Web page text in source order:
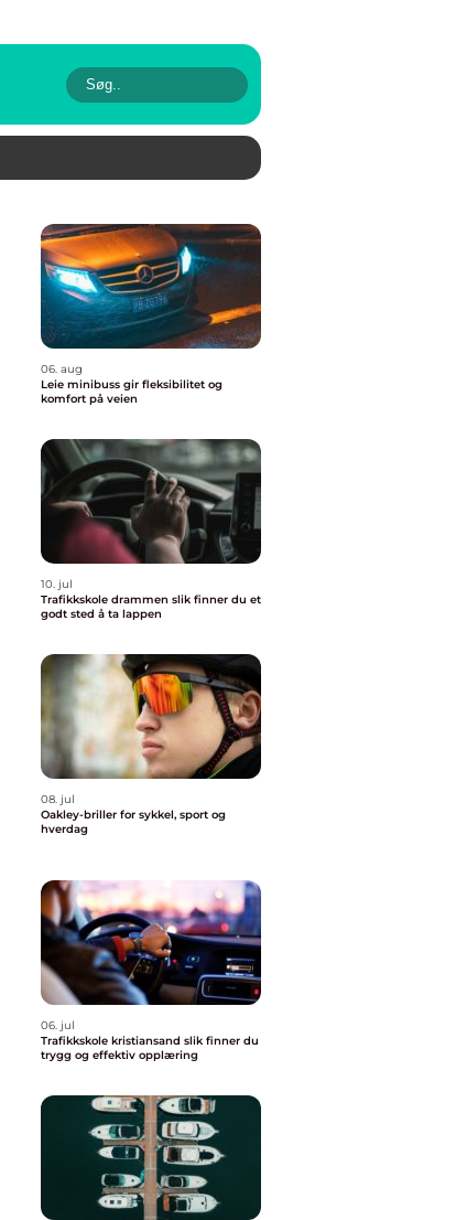
06. aug
Leie minibuss gir fleksibilitet og
komfort på veien
10. jul
Trafikkskole drammen slik finner du et
godt sted å ta lappen
08. jul
Oakley-briller for sykkel, sport og
hverdag
06. jul
Trafikkskole kristiansand slik finner du
trygg og effektiv opplæring